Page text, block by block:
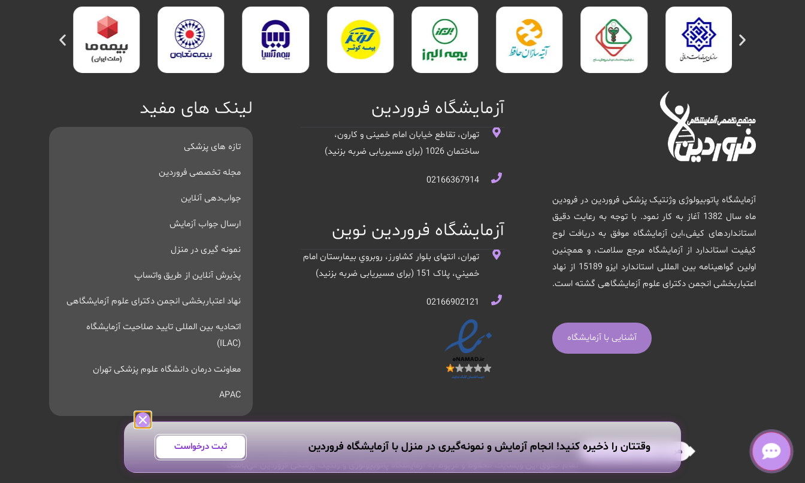
هر سوالی داری از من بپرس!
آزمایشگاه پاتوبیولوژی وژنتیک پزشکی فروردین در فرودین
ماه سال 1382 آغاز به کار نمود. با توجه به رعایت دقیق
استانداردهای کیفی،این آزمایشگاه موفق به دریافت لوح
کیفیت استاندارد از آزمایشگاه مرجع سلامت، و همچنین
اولین گواهینامه بین المللی استاندارد ایزو 15189 از نهاد
اعتباربخشی انجمن دکترای علوم آزمایشگاهی گشته است.
آشنایی با آزمایشگاه
آزمایشگاه فروردین
تهران، تقاطع خیابان امام خمینی و کارون،
ساختمان 1026 (برای مسیریابی ضربه بزنید)
02166367914
آزمایشگاه فروردین نوین
تهران، انتهای بلوار کشاورز، روبروي بيمارستان امام
خميني، پلاک 151 (برای مسیریابی ضربه بزنید)
02166902121
لینک های مفید
تازه های پزشکی
مجله تخصصی فروردین
جواب‌دهی آنلاین
ارسال جواب آزمایش
نمونه گیری در منزل
پذیرش آنلاین از طریق واتساپ
نهاد اعتباربخشی انجمن دکترای علوم آزمایشگاهی
اتحادیه بین المللی تایید صلاحیت آزمایشگاه
(ILAC)
معاونت درمان دانشگاه علوم پزشکی تهران
APAC
وقتتان را ذخیره کنید! انجام آزمایش و نمونه‌گیری در منزل با آزمایشگاه فروردین ثبت درخواست